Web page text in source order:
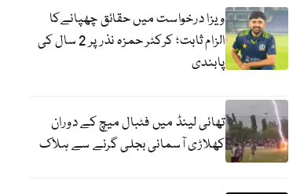
ویزا درخواست میں حقائق چھپانےکا
الزام ثابت؛ کرکٹر حمزہ نذر پر 2 سال کی
پابندی
تھائی لینڈ میں فٹبال میچ کے دوران
کھلاڑی آسمانی بجلی گرنے سے ہلاک